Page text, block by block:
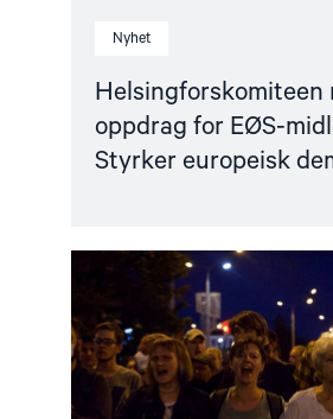
Nyhet
Helsingforskomiteen
oppdrag for EØS-
Styrker europeisk
må
ta
på
alvor"